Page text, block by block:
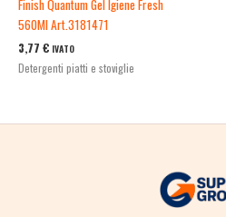
Finish Quantum Gel Igiene Fresh
560Ml Art.3181471
3,77 € IVATO
Detergenti piatti e stoviglie